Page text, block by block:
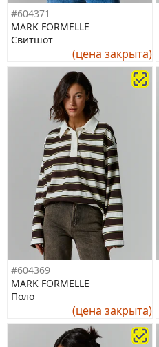
#604371
MARK FORMELLE
Свитшот
(цена закрыта)
#604369
MARK FORMELLE
Поло
(цена закрыта)